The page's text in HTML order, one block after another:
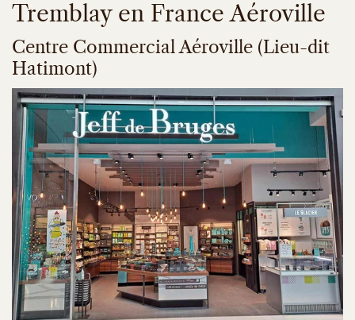
Tremblay en France Aéroville
Centre Commercial Aéroville (Lieu-dit
Hatimont)